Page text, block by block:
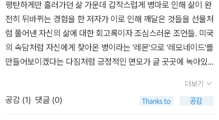
서 오겠다고 했다. 아내는 무더운 날씨 때문에 고생길이 될 것이
라며 함부로 나가지 말란다. 당장 읽지 않아도 된다며. 어제 오늘
내가 책과 씨름(?)한 것이 다른 이유가 아니지 않은가, 독서 의지
가 강한 때에 읽어야 한다는 것을 안다. 그리고 아내의 마음씨가
고마워서 아내 대신 도서관 행을 결심했다. 또한 주말 독보적 챌
는 언덕을 상당히 올라야 한다. 숨이 가빠지면서 쉬었다 가자는
본 건 아닌데도, 잠깐 사이 번쩍거리는 것을 보고 나서 눈이 조금
예민해지는 느낌이었어요. 아주 밝은 것을 본 것 같은, 그런 느낌
비슷했습니다. 비가 많이 온 건 아니지만, 눅눅하고 흐리고 회색
같은 날이었는데, 오늘 자외선 지수가 매우 높음으로 나오네요.
이런 날에는 햇볕이 뜨겁지 않기 때문에 자외선차단제를 생략하
는 날도 많은데, 이제는 그러면 안 될 것 같아요. 네이버 날씨 정
보에서 자외선 지수가 숫자표시로 나오면 좋겠는데, 모바일 화면
평탄하게만 흘러가던 삶 가운데 갑작스럽게 병마로 인해 삶이 완
전히 뒤바뀌는 경험을 한 저자가 이로 인해 깨달은 것들을 선물처
럼 풀어낸 자신의 삶에 대한 회고록이자 조심스러운 조언들. 미국
의 속담처럼 자신에게 찾아온 병이라는 '레몬'으로 '레모네이드'를
만들어보이겠다는 다짐처럼 긍정적인 면모가 글 곳곳에 녹아있
학을 좋아했다는 점, 어릴적 성격, 삶에 대한 생각등이 닮은 구석
이 있어 왠지 읽는 내내 동감도 많이 되고 마음이 쓰이기도 했
더보기
공감 (1) 댓글 (0)